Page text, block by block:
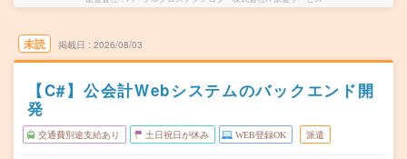
未読 掲載日 2026/08/03
【C#】公会計Webシステムのバックエンド開
発
交通費別途支給あり 土日祝日が休み WEB登録OK 派遣